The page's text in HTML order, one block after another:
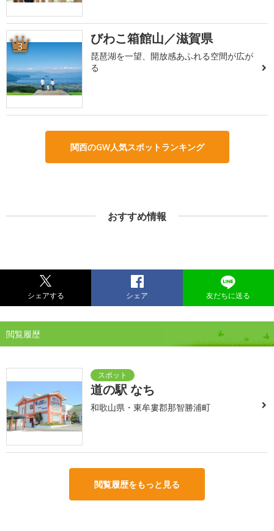
3 びわこ箱館山／滋賀県
琵琶湖を一望、開放感あふれる空間が広が
る
関西のGW人気スポットランキング
おすすめ情報
シェアする シェア 友だちに送る
閲覧履歴
道の駅 なち
和歌山県・東牟婁郡那智勝浦町
閲覧履歴をもっと見る